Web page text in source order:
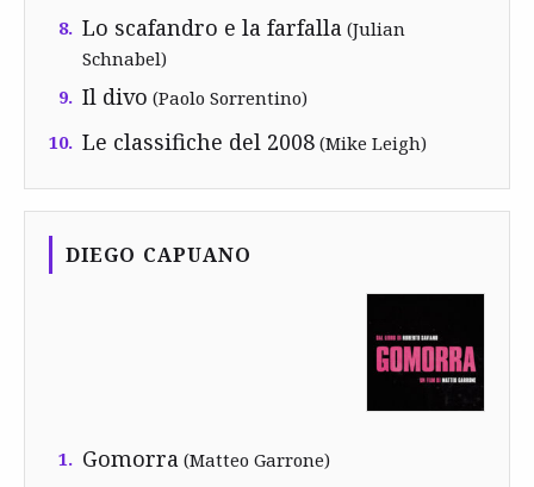
8. Lo scafandro e la farfalla (Julian
Schnabel)
9. Il divo (Paolo Sorrentino)
10. Le classifiche del 2008 (Mike Leigh)
DIEGO CAPUANO
1. Gomorra (Matteo Garrone)